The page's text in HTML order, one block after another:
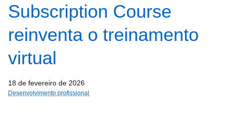
Subscription Course
reinventa o treinamento
virtual
18 de fevereiro de 2026
Desenvolvimento profissional